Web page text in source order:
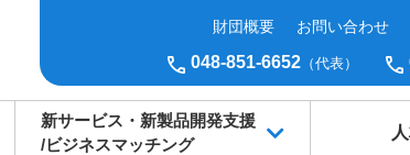
財団概要 お問い合わせ
048-851-6652 （代表）
新サービス・新製品開発支援
/ビジネスマッチング